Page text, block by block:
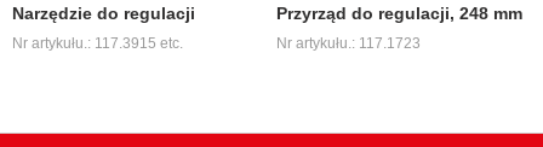
Narzędzie do regulacji
Nr artykułu.: 117.3915 etc.
Przyrząd do regulacji, 248 mm
Nr artykułu.: 117.1723